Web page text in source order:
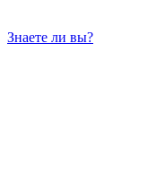
Знаете ли вы?